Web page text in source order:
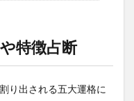
特徴占断
り出される五大運格に